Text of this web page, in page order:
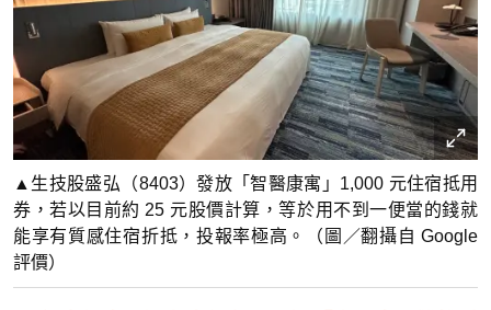
▲生技股盛弘（8403）發放「智醫康寓」1,000 元住宿抵用
券，若以目前約 25 元股價計算，等於用不到一便當的錢就
能享有質感住宿折抵，投報率極高。（圖／翻攝自 Google
評價）